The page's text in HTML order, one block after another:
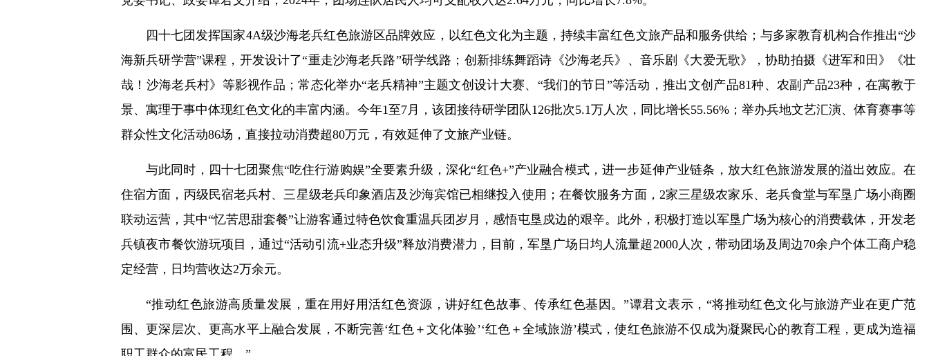
四十七团发挥国家4A级沙海老兵红色旅游区品牌效应，以红色文化为主题，持续丰富红色文旅产品和服务供给；与多家教育机构合作推出“沙
海新兵研学营”课程，开发设计了“重走沙海老兵路”研学线路；创新排练舞蹈诗《沙海老兵》、音乐剧《大爱无歌》，协助拍摄《进军和田》《壮
哉！沙海老兵村》等影视作品；常态化举办“老兵精神”主题文创设计大赛、“我们的节日”等活动，推出文创产品81种、农副产品23种，在寓教于
景、寓理于事中体现红色文化的丰富内涵。今年1至7月，该团接待研学团队126批次5.1万人次，同比增长55.56%；举办兵地文艺汇演、体育赛事等
群众性文化活动86场，直接拉动消费超80万元，有效延伸了文旅产业链。
与此同时，四十七团聚焦“吃住行游购娱”全要素升级，深化“红色+”产业融合模式，进一步延伸产业链条，放大红色旅游发展的溢出效应。在
住宿方面，丙级民宿老兵村、三星级老兵印象酒店及沙海宾馆已相继投入使用；在餐饮服务方面，2家三星级农家乐、老兵食堂与军垦广场小商圈
联动运营，其中“忆苦思甜套餐”让游客通过特色饮食重温兵团岁月，感悟屯垦戍边的艰辛。此外，积极打造以军垦广场为核心的消费载体，开发老
兵镇夜市餐饮游玩项目，通过“活动引流+业态升级”释放消费潜力，目前，军垦广场日均人流量超2000人次，带动团场及周边70余户个体工商户稳
定经营，日均营收达2万余元。
“推动红色旅游高质量发展，重在用好用活红色资源，讲好红色故事、传承红色基因。”谭君文表示，“将推动红色文化与旅游产业在更广范
围、更深层次、更高水平上融合发展，不断完善‘红色＋文化体验’‘红色＋全域旅游’模式，使红色旅游不仅成为凝聚民心的教育工程，更成为造福